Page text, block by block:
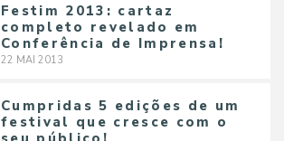
Festim 2013: cartaz
completo revelado em
Conferência de Imprensa!
22 MAI 2013
Cumpridas 5 edições de um
festival que cresce com o